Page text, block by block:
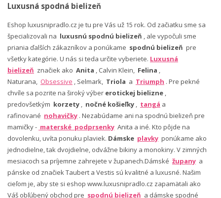
Luxusná spodná bielizeň
Eshop luxusnipradlo.cz je tu pre Vás už 15 rok. Od začiatku sme sa
špecializovali na luxusnú spodnú bielizeň , ale vypočuli sme
priania ďalších zákazníkov a ponúkame spodnú bielizeň pre
všetky kategórie. U nás si teda určite vyberiete. Luxusná
bielizeň značiek ako Anita , Calvin Klein, Felina ,
Naturana, Obsessive , Selmark, Triola a Triumph . Pre pekné
chvíle sa pozrite na široký výber erotickej bielizne ,
predovšetkým korzety , nočné košieľky , tangá a
rafinované nohavičky . Nezabúdame ani na spodnú bielizeň pre
mamičky - materské podprsenky Anita a iné. Kto pôjde na
dovolenku, uvíta ponuku plaviek. Dámske plavky ponúkame ako
jednodielne, tak dvojdielne, odvážne bikiny a monokiny. V zimných
mesiacoch sa príjemne zahrejete v županech.Dámské župany a
pánske od značiek Taubert a Vestis sú kvalitné a luxusné. Našim
cieľom je, aby ste si eshop www.luxusnipradlo.cz zapamätali ako
Váš obľúbený obchod pre spodnú bielizeň a dámske spodné